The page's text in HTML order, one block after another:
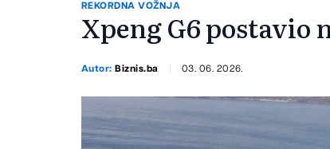
REKORDNA VOŽNJA
Xpeng G6 postavio
Autor:Biznis.ba 03. 06. 2026.